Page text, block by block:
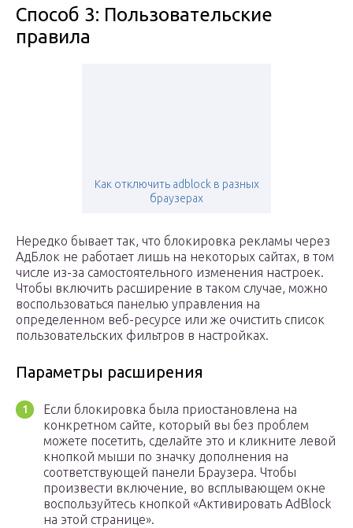
Способ 3: Пользовательские
правила
Как отключить adblock в разных
браузерах
Нередко бывает так, что блокировка рекламы через
АдБлок не работает лишь на некоторых сайтах, в том
числе из-за самостоятельного изменения настроек.
Чтобы включить расширение в таком случае, можно
воспользоваться панелью управления на
определенном веб-ресурсе или же очистить список
пользовательских фильтров в настройках.
Параметры расширения
Если блокировка была приостановлена на
конкретном сайте, который вы без проблем
можете посетить, сделайте это и кликните левой
кнопкой мыши по значку дополнения на
соответствующей панели Браузера. Чтобы
произвести включение, во всплывающем окне
воспользуйтесь кнопкой «Активировать AdBlock
на этой странице».